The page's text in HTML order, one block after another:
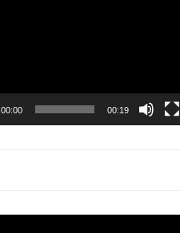
00:00 00:19